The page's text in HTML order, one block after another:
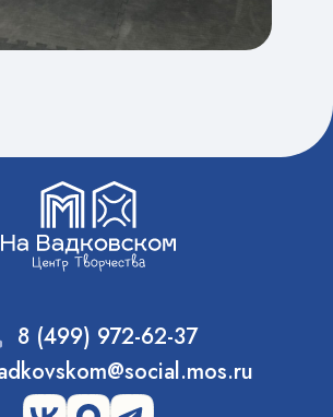
8 (499) 972-62-37